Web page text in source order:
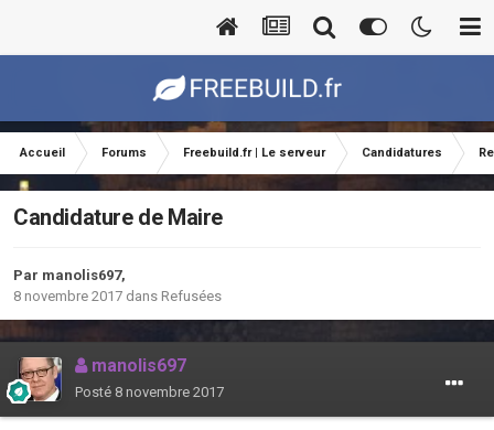
Accueil Forums Freebuild.fr | Le serveur Candidatures
Candidature de Maire
Par manolis697,
8 novembre 2017 dans Refusées
manolis697
Posté 8 novembre 2017